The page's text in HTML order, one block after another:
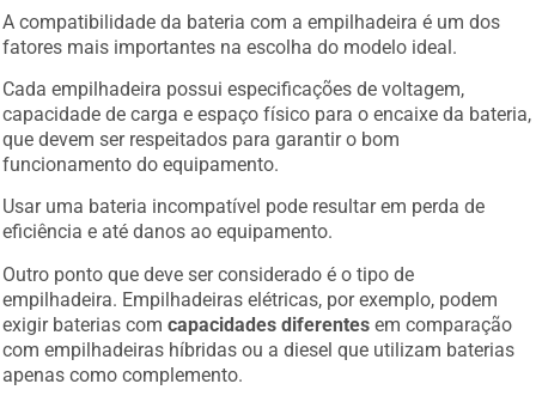
A compatibilidade da bateria com a empilhadeira é um dos
fatores mais importantes na escolha do modelo ideal.
Cada empilhadeira possui especificações de voltagem,
capacidade de carga e espaço físico para o encaixe da bateria,
que devem ser respeitados para garantir o bom
funcionamento do equipamento.
Usar uma bateria incompatível pode resultar em perda de
eficiência e até danos ao equipamento.
Outro ponto que deve ser considerado é o tipo de
empilhadeira. Empilhadeiras elétricas, por exemplo, podem
exigir baterias comcapacidades diferentes em comparação
com empilhadeiras híbridas ou a diesel que utilizam baterias
apenas como complemento.